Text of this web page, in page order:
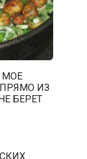
МОЕ
ИЗ
БЕРЕТ